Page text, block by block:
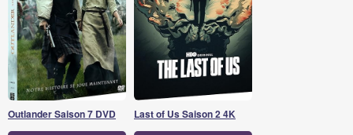
Outlander Saison 7 DVD Last of Us Saison 2 4K